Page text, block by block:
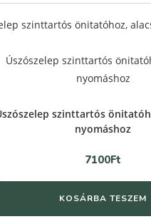
szinttartós
nyomáshoz
7100Ft
KOSÁRBA TESZEM